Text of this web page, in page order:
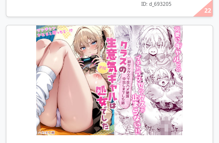
22
ID: d_693205